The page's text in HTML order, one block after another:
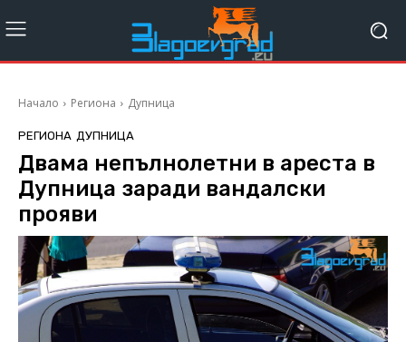
Начало Региона Дупница
РЕГИОНА ДУПНИЦА
Двама непълнолетни в ареста в
Дупница заради вандалски
прояви